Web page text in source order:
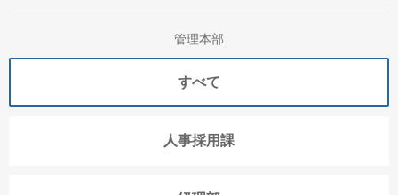
管理本部
すべて
人事採用課